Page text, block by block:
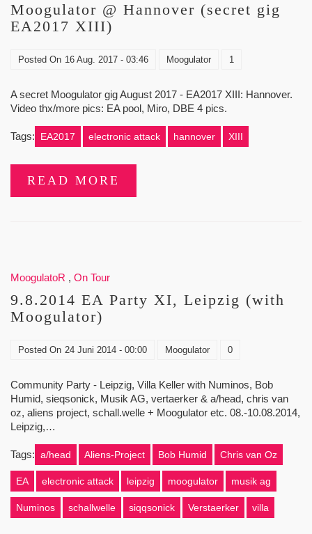
Moogulator @ Hannover (secret gig
EA2017 XIII)
Posted On 16 Aug. 2017 - 03:46 Moogulator 1
A secret Moogulator gig August 2017 - EA2017 XIII: Hannover.
Video thx/more pics: EA pool, Miro, DBE 4 pics.
Tags: EA2017 electronic attack hannover XIII
READ MORE
MoogulatoR , On Tour
9.8.2014 EA Party XI, Leipzig (with
Moogulator)
Posted On 24 Juni 2014 - 00:00 Moogulator 0
Community Party - Leipzig, Villa Keller with Numinos, Bob
Humid, sieqsonick, Musik AG, vertaerker & a/head, chris van
oz, aliens project, schall.welle + Moogulator etc. 08.-10.08.2014,
Leipzig,…
Tags: a/head Aliens-Project Bob Humid Chris van Oz
EA electronic attack leipzig moogulator musik ag
Numinos schallwelle siqqsonick Verstaerker villa